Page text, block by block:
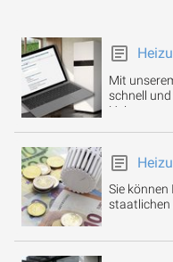
Mit
schnell
Sie können
staatlichen